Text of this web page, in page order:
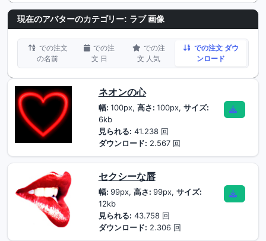
現在のアバターのカテゴリー: ラブ 画像
での注文
の名前
での注
文 日
での注
文 人気
での注文 ダウ
ンロード
ネオンの心
幅: 100px, 高さ: 100px, サイズ:
6kb
見られる: 41.238 回
ダウンロード: 2.567 回
セクシーな唇
幅: 99px, 高さ: 99px, サイズ:
12kb
見られる: 43.758 回
ダウンロード: 2.306 回